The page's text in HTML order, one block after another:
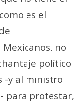
es el
no
político
-y al ministro
para protestar,